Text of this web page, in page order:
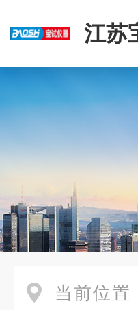
江苏
当前位置